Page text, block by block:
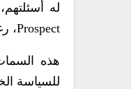
Prospect، رغبته في الاستيلاء على غرينلاند بإحباطه من عدم منحه الجائزة.
هذه
للسياسة